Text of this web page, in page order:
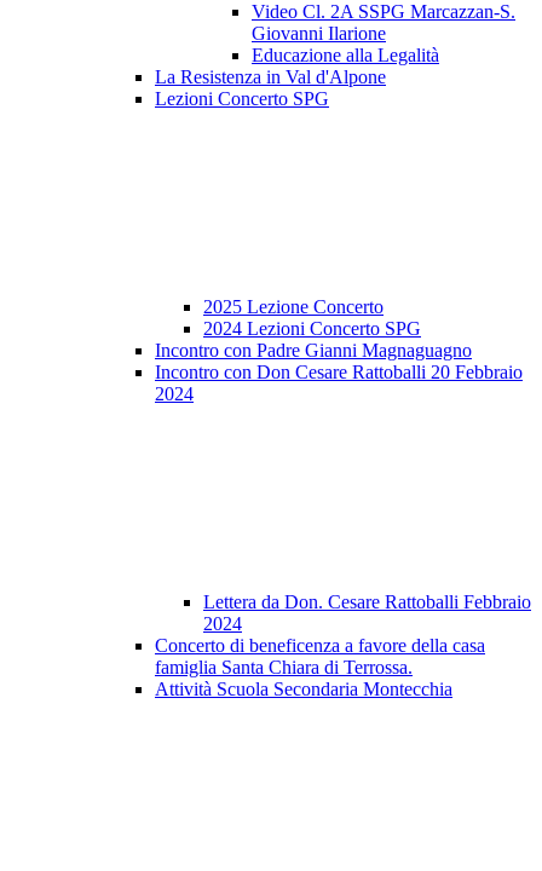
Video Cl. 2A SSPG Marcazzan-S.
Giovanni Ilarione
Educazione alla Legalità
La Resistenza in Val d'Alpone
Lezioni Concerto SPG
2025 Lezione Concerto
2024 Lezioni Concerto SPG
Incontro con Padre Gianni Magnaguagno
Incontro con Don Cesare Rattoballi 20 Febbraio
2024
Lettera da Don. Cesare Rattoballi Febbraio
2024
Concerto di beneficenza a favore della casa
famiglia Santa Chiara di Terrossa.
Attività Scuola Secondaria Montecchia